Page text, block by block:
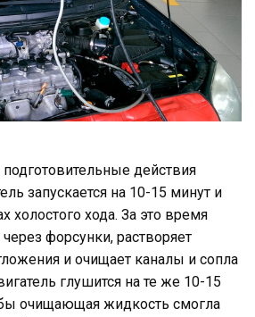
подготовительные действия
запускается на 10-15 минут и
холостого хода. За это время
форсунки, растворяет
и очищает каналы и сопла
глушится на те же 10-15
очищающая жидкость смогла